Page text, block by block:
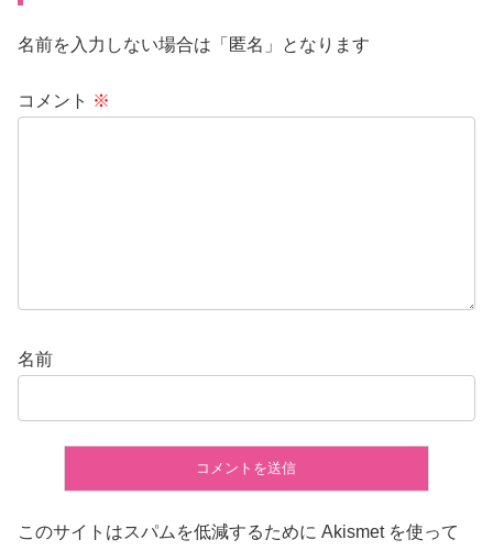
名前を入力しない場合は「匿名」となります
コメント ※
名前
このサイトはスパムを低減するために Akismet を使って